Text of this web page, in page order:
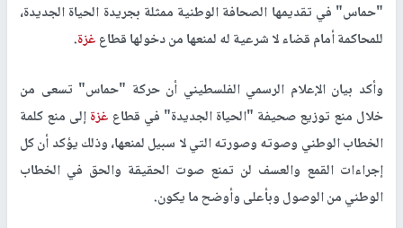
"حماس" في تقديمها الصحافة الوطنية ممثلة بجريدة الحياة الجديدة،
للمحاكمة أمام قضاء لا شرعية له لمنعها من دخولها قطاعغزة.
وأكد بيان الإعلام الرسمي الفلسطيني أن حركة "حماس" تسعى من
خلال منع توزيع صحيفة "الحياة الجديدة" في قطاع غزةإلى منع كلمة
الخطاب الوطني وصوته وصورته التي لا سبيل لمنعها، وذلك يؤكد أن كل
إجراءات القمع والعسف لن تمنع صوت الحقيقة والحق في الخطاب
الوطني من الوصول وبأعلى وأوضح ما يكون.